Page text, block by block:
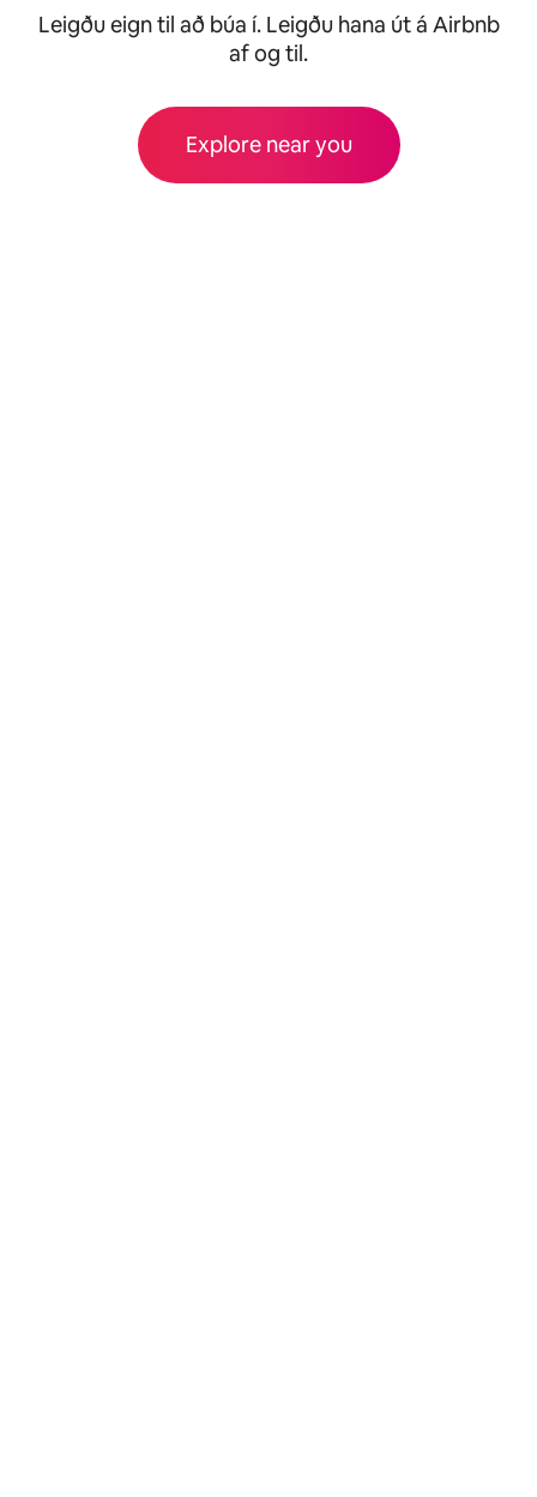
Leigðu eign til að búa í. Leigðu hana út á Airbnb
af og til.
Explore near you